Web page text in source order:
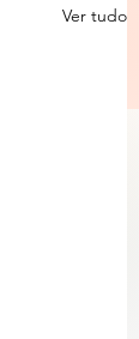
Ver tudo